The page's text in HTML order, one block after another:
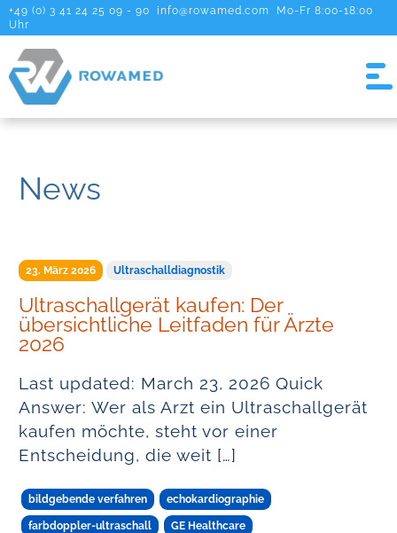
+49 (0) 3 41 24 25 09 - 90 info@rowamed.com
Mo-Fr 8:00-18:00
Uhr
News
23. März 2026 Ultraschalldiagnostik
Ultraschallgerät kaufen: Der
übersichtliche Leitfaden für Ärzte
2026
Last updated: March 23, 2026 Quick
Answer: Wer als Arzt ein Ultraschallgerät
kaufen möchte, steht vor einer
Entscheidung, die weit […]
bildgebende verfahren echokardiographie
farbdoppler-ultraschall GE Healthcare